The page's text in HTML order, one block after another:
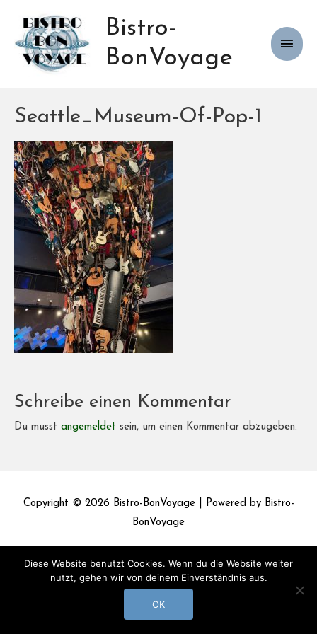
Bistro-
BonVoyage
Seattle_Museum-Of-Pop-1
Schreibe einen Kommentar
Du musst angemeldet sein, um einen Kommentar abzugeben.
Copyright © 2026 Bistro-BonVoyage| Powered by Bistro-
BonVoyage
Diese Website benutzt Cookies. Wenn du die Website weiter
nutzt, gehen wir von deinem Einverständnis aus.
OK